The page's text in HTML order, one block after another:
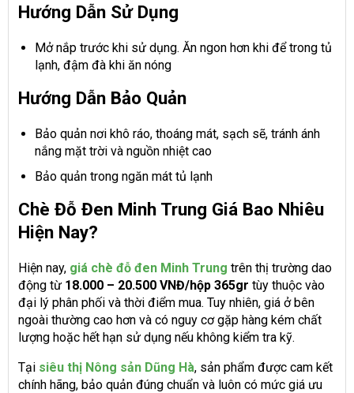
Hướng Dẫn Sử Dụng
Mở nắp trước khi sử dụng. Ăn ngon hơn khi để trong tủ
lạnh, đậm đà khi ăn nóng
Hướng Dẫn Bảo Quản
Bảo quản nơi khô ráo, thoáng mát, sạch sẽ, tránh ánh
nắng mặt trời và nguồn nhiệt cao
Bảo quản trong ngăn mát tủ lạnh
Chè Đỗ Đen Minh Trung Giá Bao Nhiêu
Hiện Nay?
Hiện nay, giá chè đỗ đen Minh Trung trên thị trường dao
động từ 18.000 – 20.500 VNĐ/hộp 365gr tùy thuộc vào
đại lý phân phối và thời điểm mua. Tuy nhiên, giá ở bên
ngoài thường cao hơn và có nguy cơ gặp hàng kém chất
lượng hoặc hết hạn sử dụng nếu không kiểm tra kỹ.
Tại siêu thị Nông sản Dũng Hà, sản phẩm được cam kết
chính hãng, bảo quản đúng chuẩn và luôn có mức giá ưu